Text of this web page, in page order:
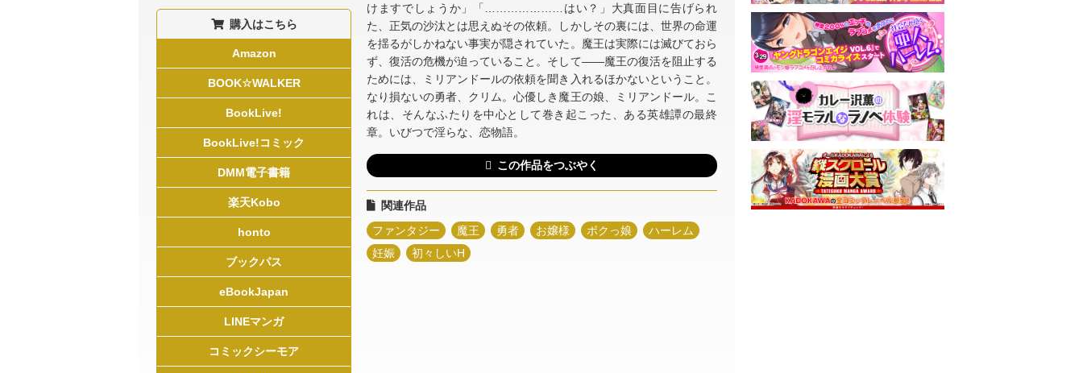
けますでしょうか」「…………………はい？」大真面目に告げられ
た、正気の沙汰とは思えぬその依頼。しかしその裏には、世界の命運
を揺るがしかねない事実が隠されていた。魔王は実際には滅びておら
ず、復活の危機が迫っていること。そして――魔王の復活を阻止する
ためには、ミリアンドールの依頼を聞き入れるほかないということ。
なり損ないの勇者、クリム。心優しき魔王の娘、ミリアンドール。こ
れは、そんなふたりを中心として巻き起こった、ある英雄譚の最終
章。いびつで淫らな、恋物語。
この作品をつぶやく
関連作品
ファンタジー
魔王 勇者 お嬢様 ボクっ娘
ハーレム
妊娠
初々しいH
購入はこちら
Amazon
BOOK☆WALKER
BookLive!
BookLive!コミック
DMM電子書籍
楽天Kobo
honto
ブックパス
eBookJapan
LINEマンガ
コミックシーモア